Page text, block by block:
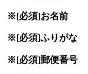
※[必須]お名前
※[必須]ふりがな
※[必須]郵便番号